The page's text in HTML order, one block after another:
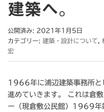
建築へ。
公開済み: 2021年1月5日
カテゴリー: 建築・設計について
宏
1966年に浦辺建築事務所と
進めていきます。 これは倉
ー（現倉敷公民館）1969年